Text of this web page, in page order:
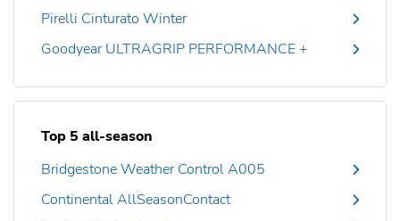
Pirelli Cinturato Winter
Goodyear ULTRAGRIP PERFORMANCE +
Top 5 all-season
Bridgestone Weather Control A005
Continental AllSeasonContact